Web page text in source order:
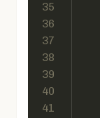
35
36
37
38
39
40
41